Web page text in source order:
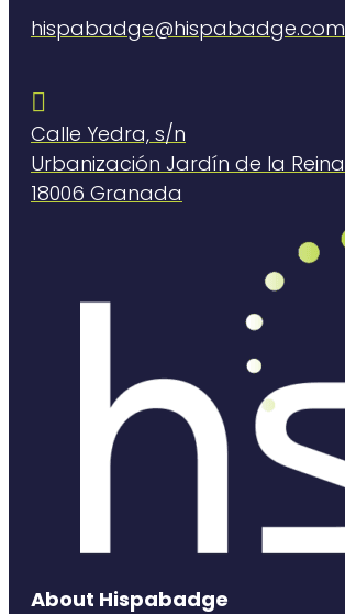
hispabadge@hispabadge.com

Calle Yedra, s/n
Urbanización Jardín de la Reina
18006 Granada
About Hispabadge